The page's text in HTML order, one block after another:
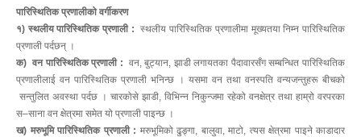
पारिस्थितिक प्रणालीको वर्गीकरण
१) स्थलीय पारिस्थितिक प्रणाली : स्थलीय पारिस्थितिक प्रणालीमा मूख्यतया निम्न पारिस्थितिक
प्रणाली पर्दछन् ।
क) वन पारिस्थितिक प्रणाली : वन, बुट्यान, झाडी लगायतका पैदावारसँग सम्बन्धित पारिस्थितिक
प्रणालीलाई वन पारिस्थितिक प्रणाली भनिन्छ । यसमा वन तथा वनस्पति वन्यजन्तुहरू बीचको
सन्तुलित अवस्था पर्दछ । चारकोसे झाडी, विभिन्न निकुन्जमा रहेको वनक्षेत्र तथा हाम्रो वरपरका
स–साना वन क्षेत्रमा समेत यो प्रणाली पाइन्छ ।
ख) मरुभूमि पारिस्थितिक प्रणाली : मरुभूमिको ढुङ्गा, बालुवा, माटो, त्यस क्षेत्रमा पाइने काडादार